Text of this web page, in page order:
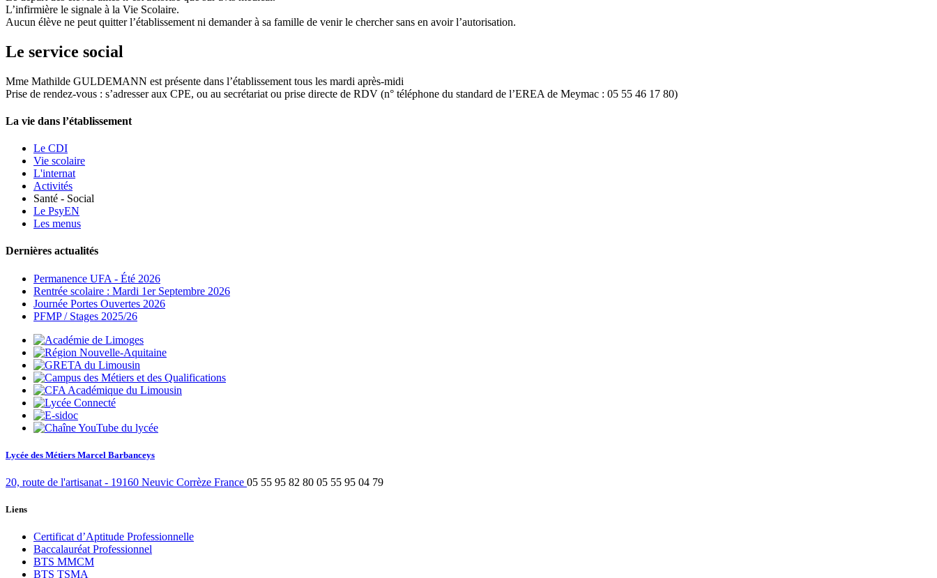
L’infirmière le signale à la Vie Scolaire.
Aucun élève ne peut quitter l’établissement ni demander à sa famille de venir le chercher sans en avoir l’autorisation.
Le service social
Mme Mathilde GULDEMANN est présente dans l’établissement tous les mardi après-midi
Prise de rendez-vous : s’adresser aux CPE, ou au secrétariat ou prise directe de RDV (n° téléphone du standard de l’EREA de Meymac : 05 55 46 17 80)
La vie dans l’établissement
Le CDI
Vie scolaire
L'internat
Activités
Santé - Social
Le PsyEN
Les menus
Dernières actualités
Permanence UFA - Été 2026
Rentrée scolaire : Mardi 1er Septembre 2026
Journée Portes Ouvertes 2026
PFMP / Stages 2025/26
Lycée des Métiers Marcel Barbanceys
20, route de l'artisanat - 19160 Neuvic Corrèze France 05 55 95 82 80 05 55 95 04 79
Liens
Certificat d’Aptitude Professionnelle
Baccalauréat Professionnel
BTS MMCM
BTS TSMA